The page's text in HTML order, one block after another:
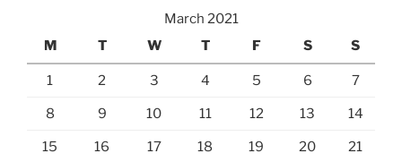
March 2021
M
T W T F S S
1 2 3 4 5 6 7
8 9 10 11 12 13 14
15 16 17 18 19 20 21